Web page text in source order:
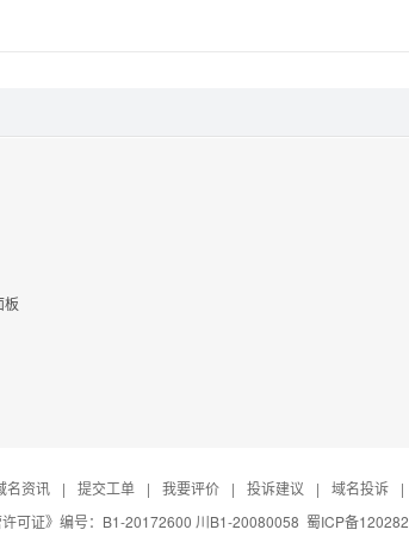
板
名资讯 | 提交工单 | 我要评价 | 投诉建议 | 域名投诉 |
许可证》编号：B1-20172600 川B1-20080058 蜀ICP备